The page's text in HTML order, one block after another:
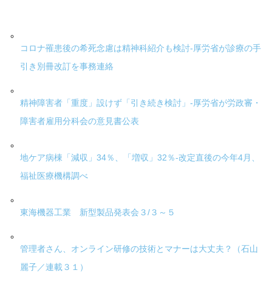
コロナ罹患後の希死念慮は精神科紹介も検討-厚労省が診療の手
引き別冊改訂を事務連絡
精神障害者「重度」設けず「引き続き検討」-厚労省が労政審・
障害者雇用分科会の意見書公表
地ケア病棟「減収」34％、「増収」32％-改定直後の今年4月、
福祉医療機構調べ
東海機器工業 新型製品発表会３/３～５
管理者さん、オンライン研修の技術とマナーは大丈夫？（石山
麗子／連載３１）